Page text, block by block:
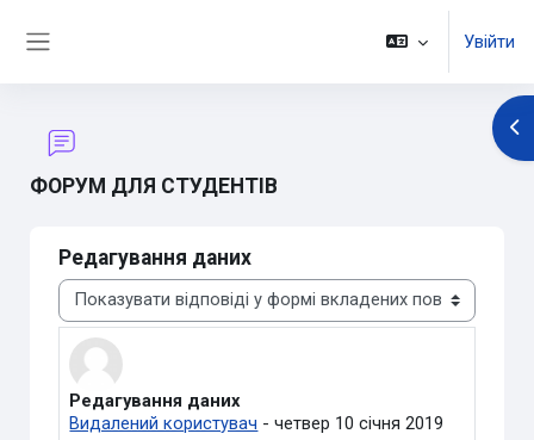
Увійти
ФОРУМ ДЛЯ СТУДЕНТІВ
Редагування даних
Тип показу
Редагування даних
Видалений користувач -четвер 10 січня 2019
Кількість відповідей: 0